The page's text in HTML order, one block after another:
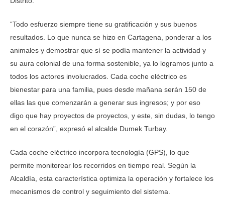
“Todo esfuerzo siempre tiene su gratificación y sus buenos
resultados. Lo que nunca se hizo en Cartagena, ponderar a los
animales y demostrar que sí se podía mantener la actividad y
su aura colonial de una forma sostenible, ya lo logramos junto a
todos los actores involucrados. Cada coche eléctrico es
bienestar para una familia, pues desde mañana serán 150 de
ellas las que comenzarán a generar sus ingresos; y por eso
digo que hay proyectos de proyectos, y este, sin dudas, lo tengo
en el corazón”, expresó el alcalde Dumek Turbay.
Cada coche eléctrico incorpora tecnología (GPS), lo que
permite monitorear los recorridos en tiempo real. Según la
Alcaldía, esta característica optimiza la operación y fortalece los
mecanismos de control y seguimiento del sistema.